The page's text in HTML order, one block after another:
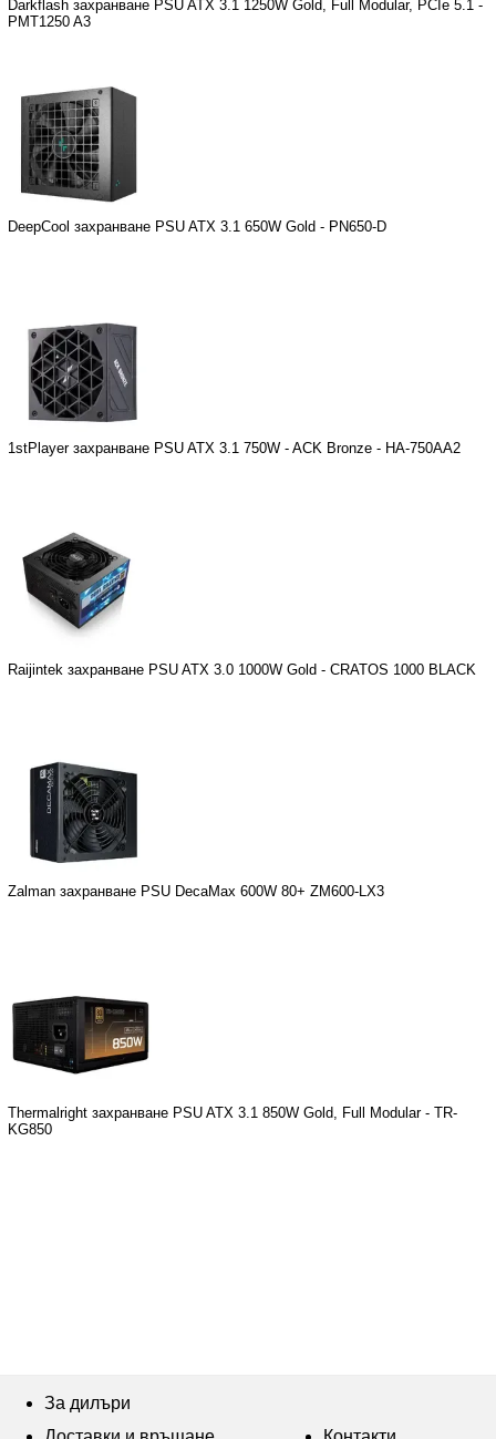
Darkflash захранване PSU ATX 3.1 1250W Gold, Full Modular, PCIe 5.1 -
PMT1250 A3
DeepCool захранване PSU ATX 3.1 650W Gold - PN650-D
1stPlayer захранване PSU ATX 3.1 750W - ACK Bronze - HA-750AA2
Raijintek захранване PSU ATX 3.0 1000W Gold - CRATOS 1000 BLACK
Zalman захранване PSU DecaMax 600W 80+ ZM600-LX3
Thermalright захранване PSU ATX 3.1 850W Gold, Full Modular - TR-
KG850
За дилъри